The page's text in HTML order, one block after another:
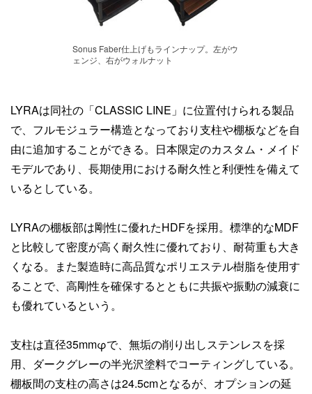
Sonus Faber仕上げもラインナップ。左がウ
ェンジ、右がウォルナット
LYRAは同社の「CLASSIC LINE」に位置付けられる製品
で、フルモジュラー構造となっており支柱や棚板などを自
由に追加することができる。日本限定のカスタム・メイド
モデルであり、長期使用における耐久性と利便性を備えて
いるとしている。
LYRAの棚板部は剛性に優れたHDFを採用。標準的なMDF
と比較して密度が高く耐久性に優れており、耐荷重も大き
くなる。また製造時に高品質なポリエステル樹脂を使用す
ることで、高剛性を確保するとともに共振や振動の減衰に
も優れているという。
支柱は直径35mmφで、無垢の削り出しステンレスを採
用、ダークグレーの半光沢塗料でコーティングしている。
棚板間の支柱の高さは24.5cmとなるが、オプションの延